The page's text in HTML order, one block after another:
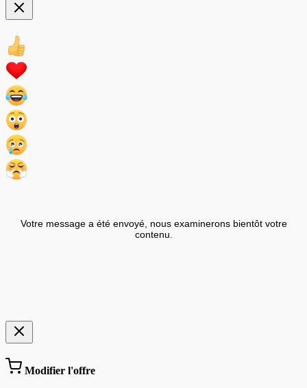
Votre message a été envoyé, nous examinerons bientôt votre
contenu.
Modifier l'offre